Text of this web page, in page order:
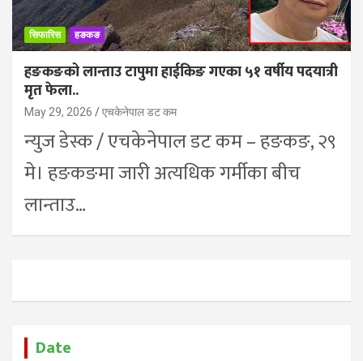
सिफारिस हङकङ
हङकङको लान्ताउ टापुमा हाईकिङ गएका ५१ वर्षीय पदयात्री
मृत फेला..
May 29, 2026 एचकेनेपाल डट कम
न्युज डेस्क / एचकेनेपाल डट कम – हङकङ, २९
मे। हङकङमा जारी अत्यधिक गर्मीका बीच
लान्ताउ…
Date